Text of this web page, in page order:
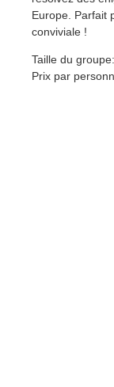
Europe. Parfait
conviviale !
Taille du
Prix par